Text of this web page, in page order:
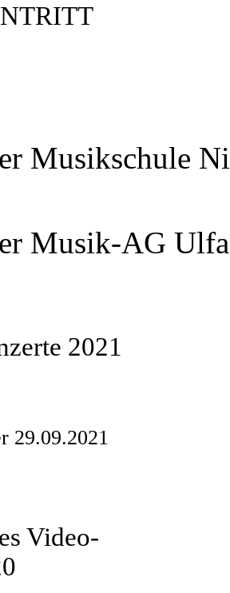
Musikschule
Musik-AG Ulfa
2021
29.09.2021
Video-